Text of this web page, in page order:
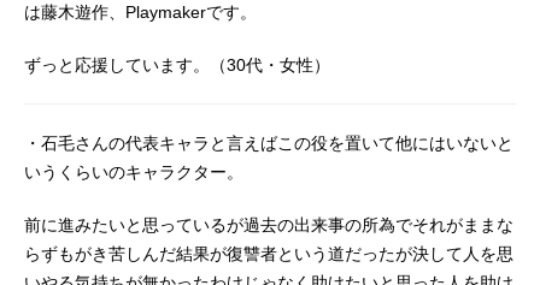
は藤木遊作、Playmakerです。
ずっと応援しています。（30代・女性）
・石毛さんの代表キャラと言えばこの役を置いて他にはいないと
いうくらいのキャラクター。
前に進みたいと思っているが過去の出来事の所為でそれがままな
らずもがき苦しんだ結果が復讐者という道だったが決して人を思